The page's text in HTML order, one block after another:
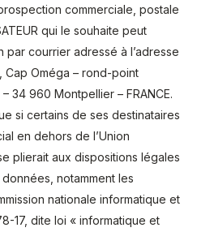
commerciale, postale
qui le souhaite peut
courrier adressé à l’adresse
Cap Oméga – rond-point
34 960 Montpellier – FRANCE.
si certains de ses destinataires
en dehors de l’Union
plierait aux dispositions légales
notamment les
nationale informatique et
17, dite loi « informatique et